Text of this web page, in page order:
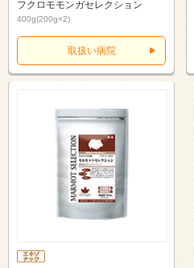
フクロモモンガセレクション
400g(200g×2)
取扱い病院